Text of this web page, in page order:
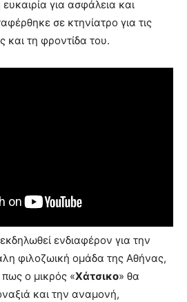
για ασφάλεια και
σε κτηνίατρο για τις
και τη φροντίδα του.
ενδιαφέρον για την
φιλοζωική ομάδα της Αθήνας,
ο μικρός «Χάτσικο» θα
και την αναμονή,